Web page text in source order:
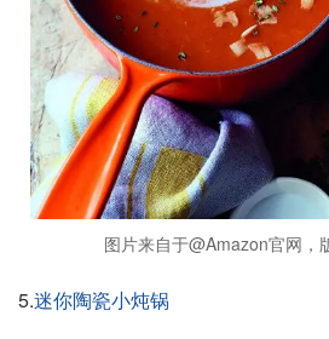
图片来自于@Amazon官网，
5.迷你陶瓷小炖锅